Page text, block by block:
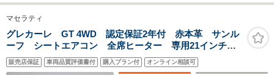
マセラティ
グレカーレ GT 4WD 認定保証2年付 赤本革 サンル
ーフ シートエアコン 全席ヒーター 専用21インチア
ルミ 後部座席エアコン調整 ハンドルヒーター スカ
イフックサス 衝突軽減 LEDヘッドライト 2.0ETC
販売店保証 車両品質評価書付 購入プラン付 オンライン相談可